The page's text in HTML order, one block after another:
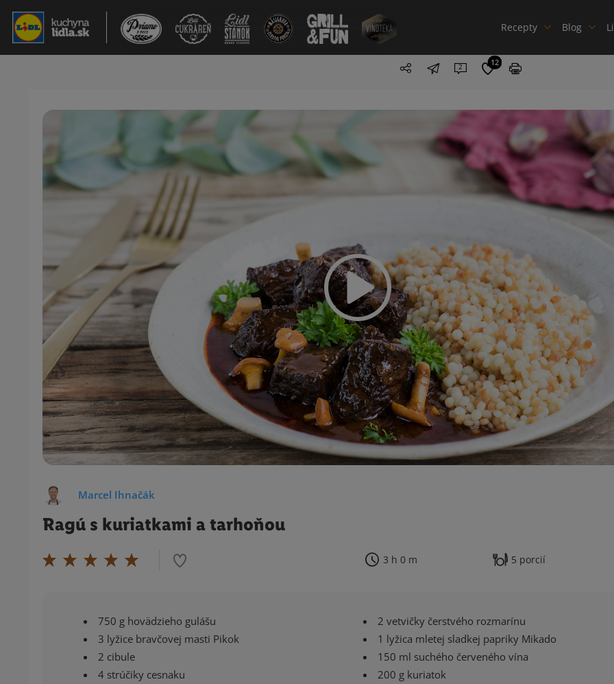
Recepty Blog
2 12
Marcel Ihnačák
Ragú s kuriatkami a tarhoňou
3 h 0 m 5 porcií
750 g hovädzieho gulášu
3 lyžice bravčovej masti Pikok
2 cibule
4 strúčiky cesnaku
2 vetvičky čerstvého rozmarínu
1 lyžica mletej sladkej papriky Mikado
150 ml suchého červeného vína
200 g kuriatok